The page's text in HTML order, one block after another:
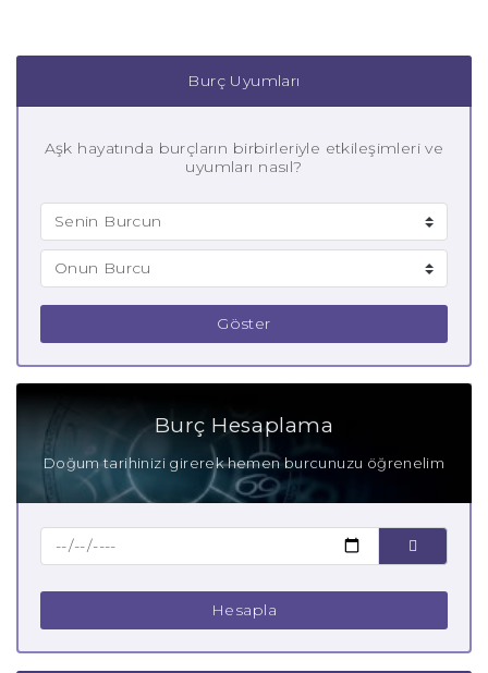
Burç Uyumları
Aşk hayatında burçların birbirleriyle etkileşimleri ve
uyumları nasıl?
Göster
Burç Hesaplama
Doğum tarihinizi girerek hemen burcunuzu öğrenelim
Hesapla